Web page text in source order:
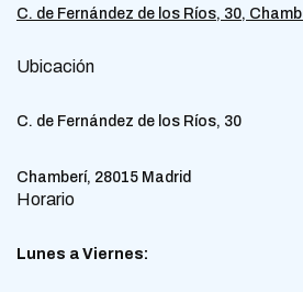
C. de Fernández de los Ríos, 30,
Ubicación
C. de Fernández de los Ríos, 30
Chamberí, 28015 Madrid
Horario
Lunes a Viernes: